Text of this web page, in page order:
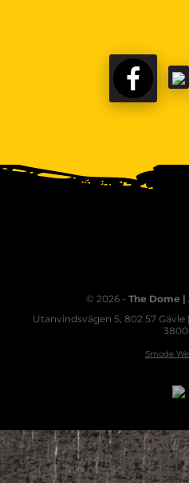
© 2026 - The Dome
Utanvindsvägen 5, 802 57
Smode